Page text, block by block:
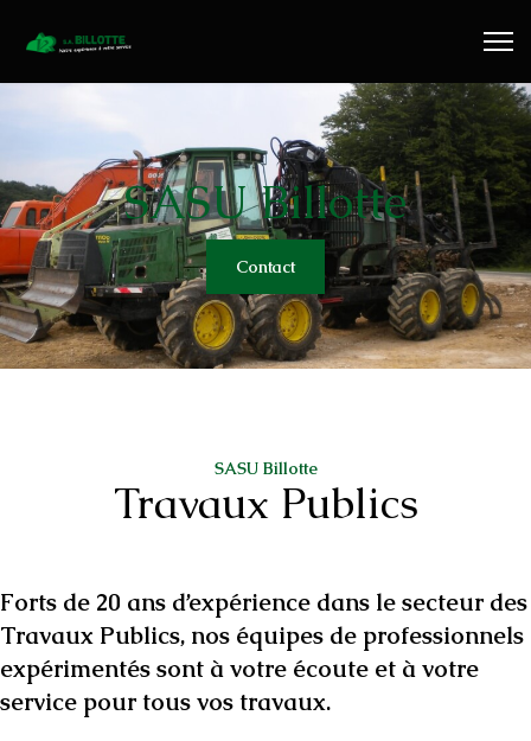
Travaux Forestiers
Transport & Location
Plaquettes Forestière
Traitement de Déchets Bois
SASU Billotte
Contact
SASU Billotte
Travaux Publics
Forts de 20 ans d’expérience dans le secteur des
Travaux Publics, nos équipes de professionnels
expérimentés sont à votre écoute et à votre
service pour tous vos travaux.